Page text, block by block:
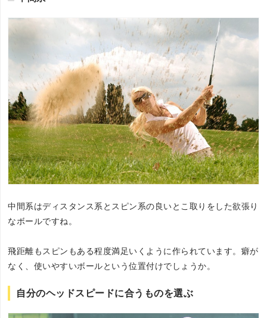
中間系はディスタンス系とスピン系の良いとこ取りをした欲張り
なボールですね。
飛距離もスピンもある程度満足いくように作られています。癖が
なく、使いやすいボールという位置付けでしょうか。
自分のヘッドスピードに合うものを選ぶ